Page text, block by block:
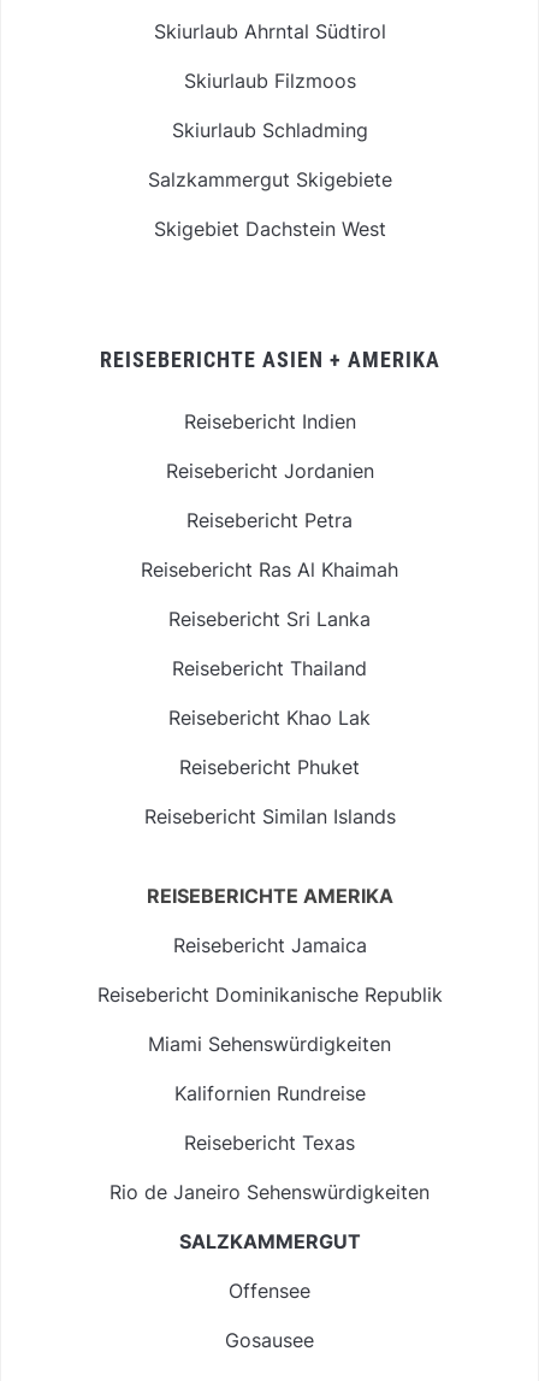
Skiurlaub Ahrntal Südtirol
Skiurlaub Filzmoos
Skiurlaub Schladming
Salzkammergut Skigebiete
Skigebiet Dachstein West
REISEBERICHTE ASIEN + AMERIKA
Reisebericht Indien
Reisebericht Jordanien
Reisebericht Petra
Reisebericht Ras Al Khaimah
Reisebericht Sri Lanka
Reisebericht Thailand
Reisebericht Khao Lak
Reisebericht Phuket
Reisebericht Similan Islands
REISEBERICHTE AMERIKA
Reisebericht Jamaica
Reisebericht Dominikanische Republik
Miami Sehenswürdigkeiten
Kalifornien Rundreise
Reisebericht Texas
Rio de Janeiro Sehenswürdigkeiten
SALZKAMMERGUT
Offensee
Gosausee